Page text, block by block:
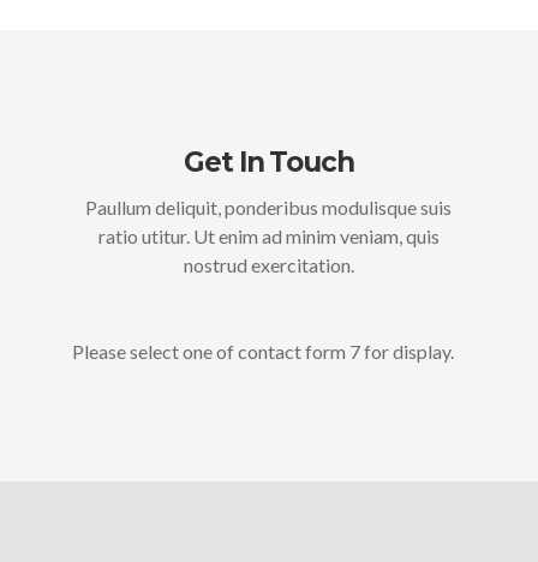
Get In Touch
Paullum deliquit, ponderibus modulisque suis
ratio utitur. Ut enim ad minim veniam, quis
nostrud exercitation.
Please select one of contact form 7 for display.